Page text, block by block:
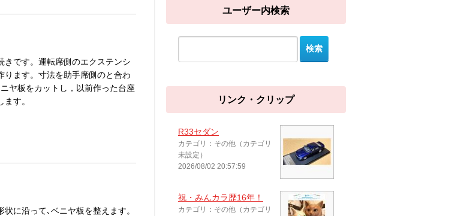
きです。運転席側のエクステンシ
ります。寸法を助手席側のと合わ
ヤ板をカットし，以前作った台座
ます。
状に沿って､ベニヤ板を整えます。
ユーザー内検索
リンク・クリップ
R33セダン
カテゴリ：その他（カテゴリ
未設定）
2026/08/02 20:57:59
祝・みんカラ歴16年！
カテゴリ：その他（カテゴリ